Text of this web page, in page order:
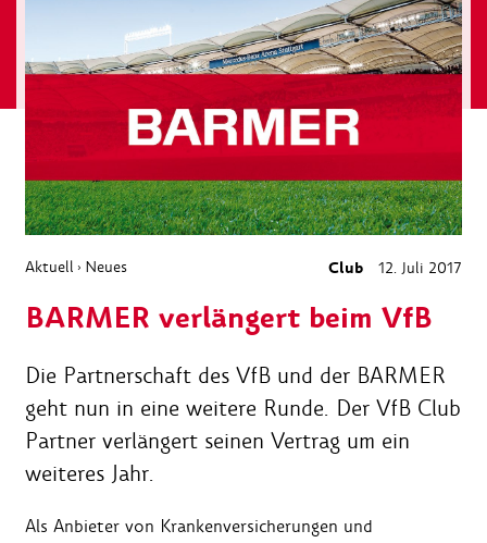
Aktuell › Neues Club 12. Juli 2017
BARMER verlängert beim VfB
Die Partnerschaft des VfB und der BARMER
geht nun in eine weitere Runde. Der VfB Club
Partner verlängert seinen Vertrag um ein
weiteres Jahr.
Als Anbieter von Krankenversicherungen und